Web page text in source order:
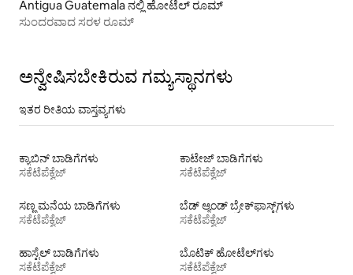
Antigua Guatemala ನಲ್ಲಿ ಹೋಟೆಲ್ ರೂಮ್
ಸುಂದರವಾದ ಸರಳ ರೂಮ್
ಅನ್ವೇಷಿಸಬೇಕಿರುವ ಗಮ್ಯಸ್ಥಾನಗಳು
ಇತರ ರೀತಿಯ ವಾಸ್ತವ್ಯಗಳು
ಕ್ಯಾಬಿನ್ ಬಾಡಿಗೆಗಳು
ಸಕೆಟೆಪೆಕ್ವೆಜ್
ಕಾಟೇಜ್‌ ಬಾಡಿಗೆಗಳು
ಸಕೆಟೆಪೆಕ್ವೆಜ್
ಸಣ್ಣ ಮನೆಯ ಬಾಡಿಗೆಗಳು
ಸಕೆಟೆಪೆಕ್ವೆಜ್
ಬೆಡ್ ಆ್ಯಂಡ್ ಬ್ರೇಕ್‌ಫಾಸ್ಟ್‌ಗಳು
ಸಕೆಟೆಪೆಕ್ವೆಜ್
ಹಾಸ್ಟೆಲ್‌ ಬಾಡಿಗೆಗಳು
ಸಕೆಟೆಪೆಕ್ವೆಜ್
ಬೊಟಿಕ್ ಹೋಟೆಲ್‌ಗಳು
ಸಕೆಟೆಪೆಕ್ವೆಜ್